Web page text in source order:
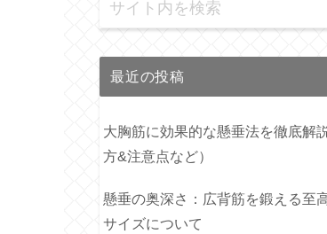
最近の投稿
大胸筋に効果的な懸垂法を徹底解
方&注意点など）
懸垂の奥深さ：広背筋を鍛える至
サイズについて